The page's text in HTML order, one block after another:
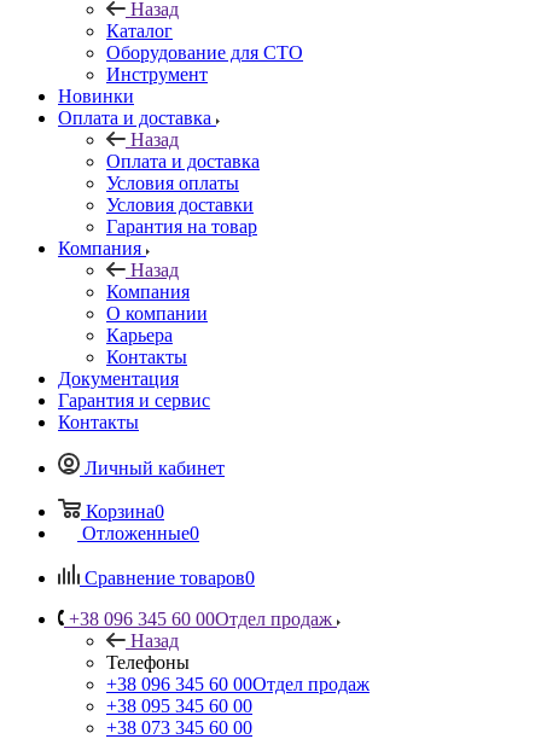
Назад
Каталог
Оборудование для СТО
Инструмент
Новинки
Оплата и доставка
Назад
Оплата и доставка
Условия оплаты
Условия доставки
Гарантия на товар
Компания
Назад
Компания
О компании
Карьера
Контакты
Документация
Гарантия и сервис
Контакты
Личный кабинет
Корзина0
Отложенные0
Сравнение товаров0
+38 096 345 60 00Отдел продаж
Назад
Телефоны
+38 096 345 60 00Отдел продаж
+38 095 345 60 00
+38 073 345 60 00